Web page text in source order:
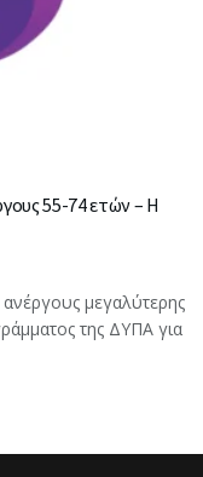
55-74 ετών – Η
μεγαλύτερης
της ΔΥΠΑ για